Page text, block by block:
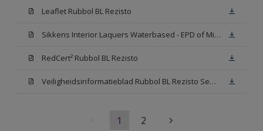
Leaflet Rubbol BL Rezisto
Sikkens Interior Laquers Waterbased - EPD of Milieuproductverklaring
RedCert² Rubbol BL Rezisto
Veiligheidsinformatieblad Rubbol BL Rezisto Semi-Gloss N00 (MSDS)
1 2